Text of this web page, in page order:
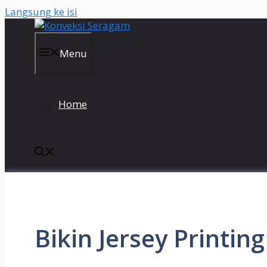
Langsung ke isi
Menu
Home
Bikin Jersey